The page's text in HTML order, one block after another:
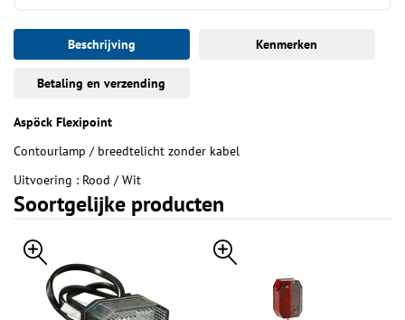
Beschrijving Kenmerken
Betaling en verzending
Aspöck Flexipoint
Contourlamp / breedtelicht zonder kabel
Uitvoering : Rood / Wit
Soortgelijke producten